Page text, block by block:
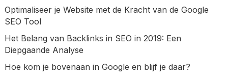
Optimaliseer je Website met de Kracht van de Google
SEO Tool
Het Belang van Backlinks in SEO in 2019: Een
Diepgaande Analyse
Hoe kom je bovenaan in Google en blijf je daar?